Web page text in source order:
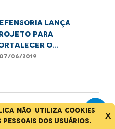
não utiliza cookies
dos usuários.
X
lança
para
o
ao público
06/2019
MA lança campanha
conscientização de